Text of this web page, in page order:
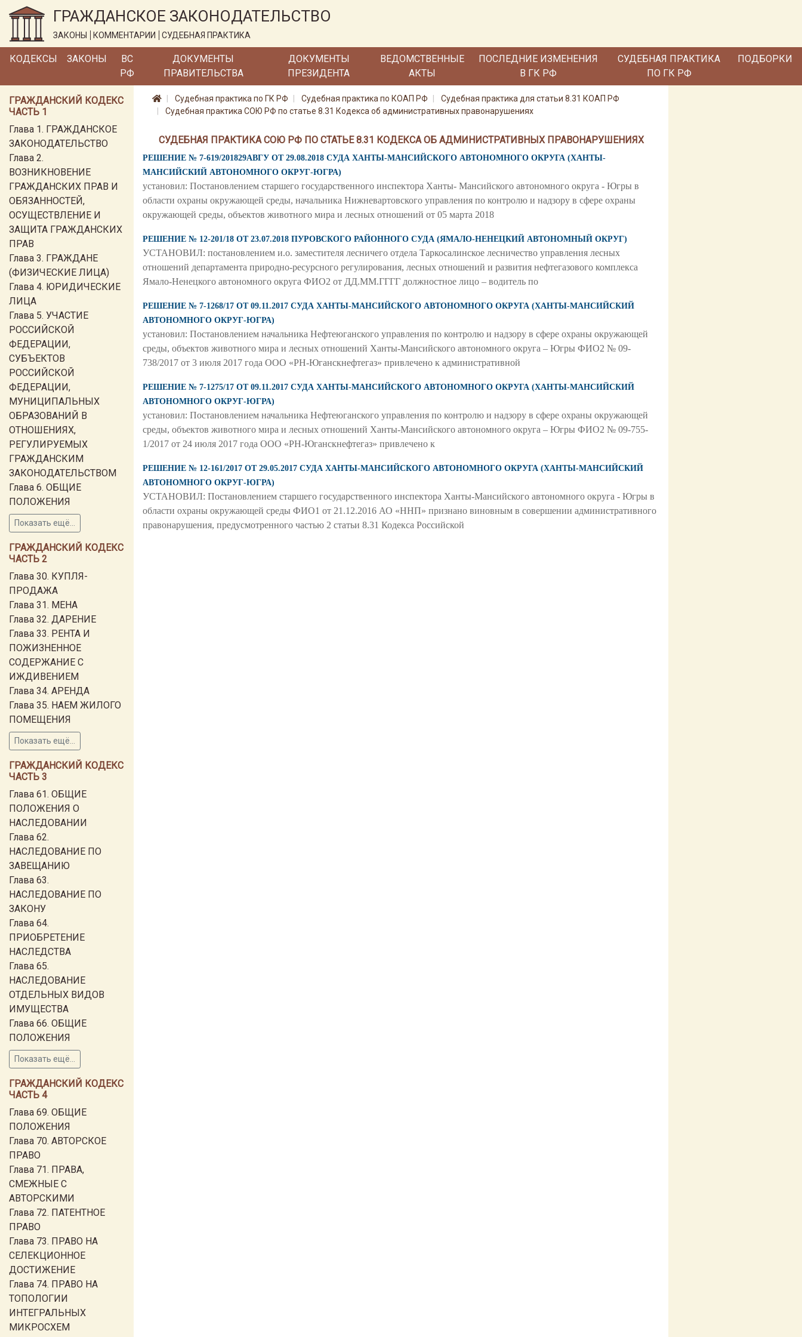
ГРАЖДАНСКОЕ ЗАКОНОДАТЕЛЬСТВО
ЗАКОНЫ КОММЕНТАРИИ СУДЕБНАЯ ПРАКТИКА
КОДЕКСЫ ЗАКОНЫ
ВС
РФ
ДОКУМЕНТЫ
ПРАВИТЕЛЬСТВА
ДОКУМЕНТЫ
ПРЕЗИДЕНТА
ВЕДОМСТВЕННЫЕ
АКТЫ
ПОСЛЕДНИЕ ИЗМЕНЕНИЯ
В ГК РФ
СУДЕБНАЯ ПРАКТИКА
ПО ГК РФ
ПОДБОРКИ
ГРАЖДАНСКИЙ КОДЕКС
ЧАСТЬ 1
Глава 1. ГРАЖДАНСКОЕ
ЗАКОНОДАТЕЛЬСТВО
Глава 2.
ВОЗНИКНОВЕНИЕ
ГРАЖДАНСКИХ ПРАВ И
ОБЯЗАННОСТЕЙ,
ОСУЩЕСТВЛЕНИЕ И
ЗАЩИТА ГРАЖДАНСКИХ
ПРАВ
Глава 3. ГРАЖДАНЕ
(ФИЗИЧЕСКИЕ ЛИЦА)
Глава 4. ЮРИДИЧЕСКИЕ
ЛИЦА
Глава 5. УЧАСТИЕ
РОССИЙСКОЙ
ФЕДЕРАЦИИ,
СУБЪЕКТОВ
РОССИЙСКОЙ
ФЕДЕРАЦИИ,
МУНИЦИПАЛЬНЫХ
ОБРАЗОВАНИЙ В
ОТНОШЕНИЯХ,
РЕГУЛИРУЕМЫХ
ГРАЖДАНСКИМ
ЗАКОНОДАТЕЛЬСТВОМ
Глава 6. ОБЩИЕ
ПОЛОЖЕНИЯ
Показать ещё...
ГРАЖДАНСКИЙ КОДЕКС
ЧАСТЬ 2
Глава 30. КУПЛЯ-
ПРОДАЖА
Глава 31. МЕНА
Глава 32. ДАРЕНИЕ
Глава 33. РЕНТА И
ПОЖИЗНЕННОЕ
СОДЕРЖАНИЕ С
ИЖДИВЕНИЕМ
Глава 34. АРЕНДА
Глава 35. НАЕМ ЖИЛОГО
ПОМЕЩЕНИЯ
Показать ещё...
ГРАЖДАНСКИЙ КОДЕКС
ЧАСТЬ 3
Глава 61. ОБЩИЕ
ПОЛОЖЕНИЯ О
НАСЛЕДОВАНИИ
Глава 62.
НАСЛЕДОВАНИЕ ПО
ЗАВЕЩАНИЮ
Глава 63.
НАСЛЕДОВАНИЕ ПО
ЗАКОНУ
Глава 64.
ПРИОБРЕТЕНИЕ
НАСЛЕДСТВА
Глава 65.
НАСЛЕДОВАНИЕ
ОТДЕЛЬНЫХ ВИДОВ
ИМУЩЕСТВА
Глава 66. ОБЩИЕ
ПОЛОЖЕНИЯ
Показать ещё...
ГРАЖДАНСКИЙ КОДЕКС
ЧАСТЬ 4
Глава 69. ОБЩИЕ
ПОЛОЖЕНИЯ
Глава 70. АВТОРСКОЕ
ПРАВО
Глава 71. ПРАВА,
СМЕЖНЫЕ С
АВТОРСКИМИ
Глава 72. ПАТЕНТНОЕ
ПРАВО
Глава 73. ПРАВО НА
СЕЛЕКЦИОННОЕ
ДОСТИЖЕНИЕ
Глава 74. ПРАВО НА
ТОПОЛОГИИ
ИНТЕГРАЛЬНЫХ
МИКРОСХЕМ
Судебная практика по ГК РФ Судебная практика по КОАП РФ
Судебная практика для статьи 8.31 КОАП РФ
Судебная практика СОЮ РФ по статье 8.31 Кодекса об административных правонарушениях
СУДЕБНАЯ ПРАКТИКА СОЮ РФ ПО СТАТЬЕ 8.31 КОДЕКСА ОБ АДМИНИСТРАТИВНЫХ ПРАВОНАРУШЕНИЯХ
РЕШЕНИЕ № 7-619/201829АВГУ ОТ 29.08.2018 СУДА ХАНТЫ-МАНСИЙСКОГО АВТОНОМНОГО ОКРУГА (ХАНТЫ-
МАНСИЙСКИЙ АВТОНОМНОГО ОКРУГ-ЮГРА)
установил: Постановлением старшего государственного инспектора Ханты- Мансийского автономного округа - Югры в
области охраны окружающей среды, начальника Нижневартовского управления по контролю и надзору в сфере охраны
окружающей среды, объектов животного мира и лесных отношений от 05 марта 2018
РЕШЕНИЕ № 12-201/18 ОТ 23.07.2018 ПУРОВСКОГО РАЙОННОГО СУДА (ЯМАЛО-НЕНЕЦКИЙ АВТОНОМНЫЙ ОКРУГ)
УСТАНОВИЛ: постановлением и.о. заместителя лесничего отдела Таркосалинское лесничество управления лесных
отношений департамента природно-ресурсного регулирования, лесных отношений и развития нефтегазового комплекса
Ямало-Ненецкого автономного округа ФИО2 от ДД.ММ.ГГГГ должностное лицо – водитель по
РЕШЕНИЕ № 7-1268/17 ОТ 09.11.2017 СУДА ХАНТЫ-МАНСИЙСКОГО АВТОНОМНОГО ОКРУГА (ХАНТЫ-МАНСИЙСКИЙ
АВТОНОМНОГО ОКРУГ-ЮГРА)
установил: Постановлением начальника Нефтеюганского управления по контролю и надзору в сфере охраны окружающей
среды, объектов животного мира и лесных отношений Ханты-Мансийского автономного округа – Югры ФИО2 № 09-
738/2017 от 3 июля 2017 года ООО «РН-Юганскнефтегаз» привлечено к административной
РЕШЕНИЕ № 7-1275/17 ОТ 09.11.2017 СУДА ХАНТЫ-МАНСИЙСКОГО АВТОНОМНОГО ОКРУГА (ХАНТЫ-МАНСИЙСКИЙ
АВТОНОМНОГО ОКРУГ-ЮГРА)
установил: Постановлением начальника Нефтеюганского управления по контролю и надзору в сфере охраны окружающей
среды, объектов животного мира и лесных отношений Ханты-Мансийского автономного округа – Югры ФИО2 № 09-755-
1/2017 от 24 июля 2017 года ООО «РН-Юганскнефтегаз» привлечено к
РЕШЕНИЕ № 12-161/2017 ОТ 29.05.2017 СУДА ХАНТЫ-МАНСИЙСКОГО АВТОНОМНОГО ОКРУГА (ХАНТЫ-МАНСИЙСКИЙ
АВТОНОМНОГО ОКРУГ-ЮГРА)
УСТАНОВИЛ: Постановлением старшего государственного инспектора Ханты-Мансийского автономного округа - Югры в
области охраны окружающей среды ФИО1 от 21.12.2016 АО «ННП» признано виновным в совершении административного
правонарушения, предусмотренного частью 2 статьи 8.31 Кодекса Российской